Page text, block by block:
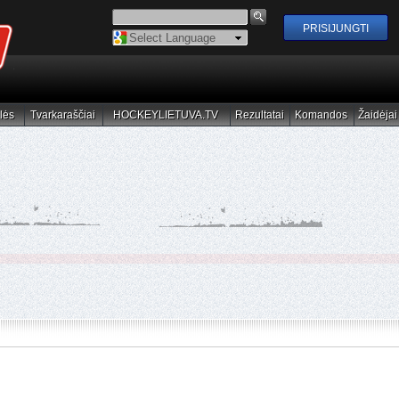
Powered by
Tvarkaraščiai
Tvarkaraščiai HOCKEYLIETUVA.TV
HOCKEYLIETUVA.TV Rezultatai
Rezultatai Komandos
Komandos Žaidėjai
Žaidėjai